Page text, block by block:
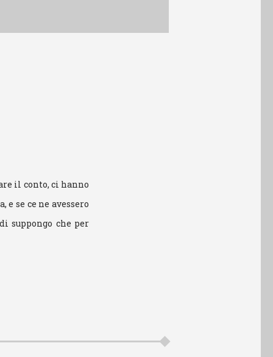
il conto, ci hanno
se ce ne avessero
suppongo che per